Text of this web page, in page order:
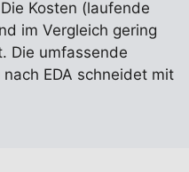
Kosten (laufende
im Vergleich gering
Die umfassende
EDA schneidet mit